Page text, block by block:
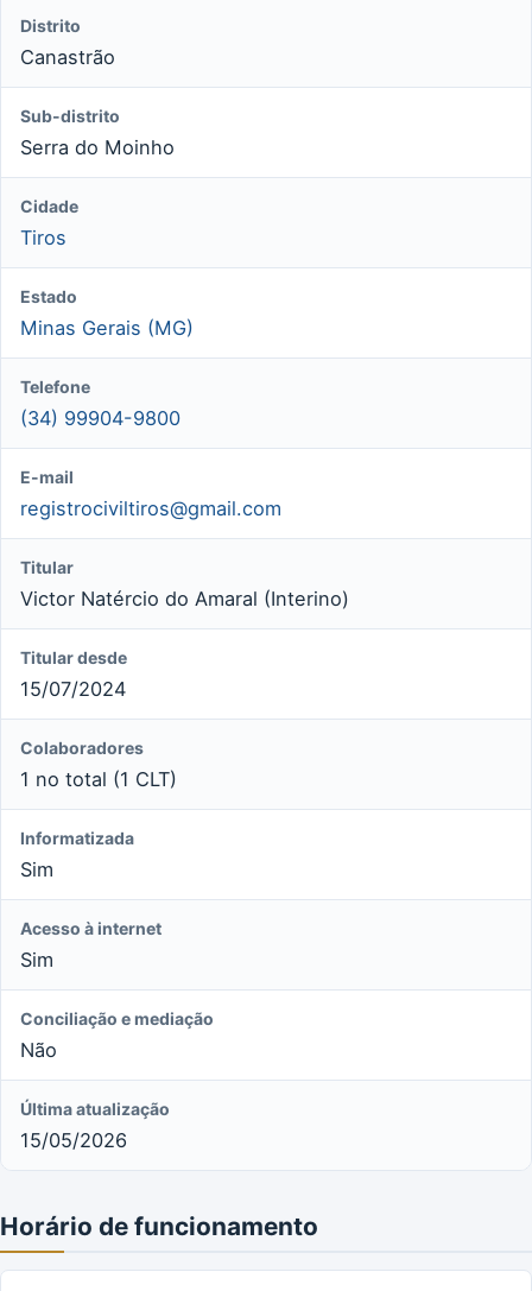
Distrito
Canastrão
Sub-distrito
Serra do Moinho
Cidade
Tiros
Estado
Minas Gerais (MG)
Telefone
(34) 99904-9800
E-mail
registrociviltiros@gmail.com
Titular
Victor Natércio do Amaral (Interino)
Titular desde
15/07/2024
Colaboradores
1 no total (1 CLT)
Informatizada
Sim
Acesso à internet
Sim
Conciliação e mediação
Não
Última atualização
15/05/2026
Horário de funcionamento